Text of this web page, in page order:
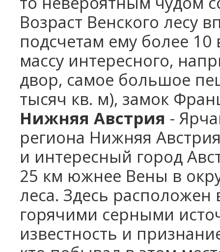
Возраст Венского лесу
подсчетам ему более 10
массу интересного,
двор, самое большое
тысяч кв. м), замок
Нижняя Австрия -
региона Нижняя
и интересный город
25 км южнее Вены в
леса. Здесь
горячими серными
известность и